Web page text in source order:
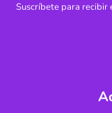
Suscríbete para recibir